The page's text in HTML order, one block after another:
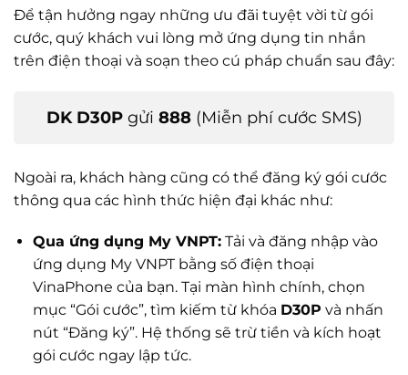
Để tận hưởng ngay những ưu đãi tuyệt vời từ gói
cước, quý khách vui lòng mở ứng dụng tin nhắn
trên điện thoại và soạn theo cú pháp chuẩn sau đây:
DK D30Pgửi 888(Miễn phí cước SMS)
Ngoài ra, khách hàng cũng có thể đăng ký gói cước
thông qua các hình thức hiện đại khác như:
Qua ứng dụng My VNPT:Tải và đăng nhập vào
ứng dụng My VNPT bằng số điện thoại
VinaPhone của bạn. Tại màn hình chính, chọn
mục “Gói cước”, tìm kiếm từ khóa D30P và nhấn
nút “Đăng ký”. Hệ thống sẽ trừ tiền và kích hoạt
gói cước ngay lập tức.